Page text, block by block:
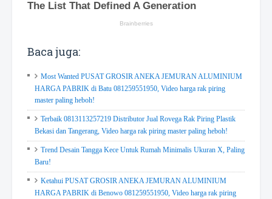
Baca juga:
Most Wanted PUSAT GROSIR ANEKA JEMURAN ALUMINIUM
HARGA PABRIK di Batu 081259551950, Video harga rak piring
master paling heboh!
Terbaik 0813113257219 Distributor Jual Rovega Rak Piring Plastik
Bekasi dan Tangerang, Video harga rak piring master paling heboh!
Trend Desain Tangga Kece Untuk Rumah Minimalis Ukuran X, Paling
Baru!
Ketahui PUSAT GROSIR ANEKA JEMURAN ALUMINIUM
HARGA PABRIK di Benowo 081259551950, Video harga rak piring